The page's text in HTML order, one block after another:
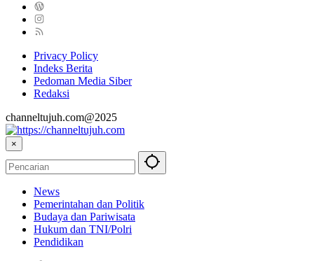
Privacy Policy
Indeks Berita
Pedoman Media Siber
Redaksi
channeltujuh.com@2025
×
News
Pemerintahan dan Politik
Budaya dan Pariwisata
Hukum dan TNI/Polri
Pendidikan